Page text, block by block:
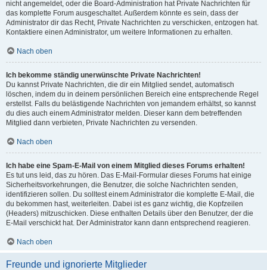
nicht angemeldet, oder die Board-Administration hat Private Nachrichten für
das komplette Forum ausgeschaltet. Außerdem könnte es sein, dass der
Administrator dir das Recht, Private Nachrichten zu verschicken, entzogen hat.
Kontaktiere einen Administrator, um weitere Informationen zu erhalten.
Nach oben
Ich bekomme ständig unerwünschte Private Nachrichten!
Du kannst Private Nachrichten, die dir ein Mitglied sendet, automatisch
löschen, indem du in deinem persönlichen Bereich eine entsprechende Regel
erstellst. Falls du belästigende Nachrichten von jemandem erhältst, so kannst
du dies auch einem Administrator melden. Dieser kann dem betreffenden
Mitglied dann verbieten, Private Nachrichten zu versenden.
Nach oben
Ich habe eine Spam-E-Mail von einem Mitglied dieses Forums erhalten!
Es tut uns leid, das zu hören. Das E-Mail-Formular dieses Forums hat einige
Sicherheitsvorkehrungen, die Benutzer, die solche Nachrichten senden,
identifizieren sollen. Du solltest einem Administrator die komplette E-Mail, die
du bekommen hast, weiterleiten. Dabei ist es ganz wichtig, die Kopfzeilen
(Headers) mitzuschicken. Diese enthalten Details über den Benutzer, der die
E-Mail verschickt hat. Der Administrator kann dann entsprechend reagieren.
Nach oben
Freunde und ignorierte Mitglieder